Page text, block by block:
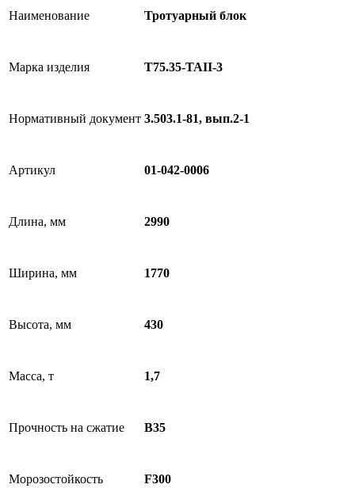
Наименование Тротуарный блок
Марка изделия Т75.35-TAII-3
Нормативный документ 3.503.1-81, вып.2-1
Артикул 01-042-0006
Длина, мм 2990
Ширина, мм 1770
Высота, мм 430
Масса, т 1,7
Прочность на сжатие B35
Морозостойкость F300